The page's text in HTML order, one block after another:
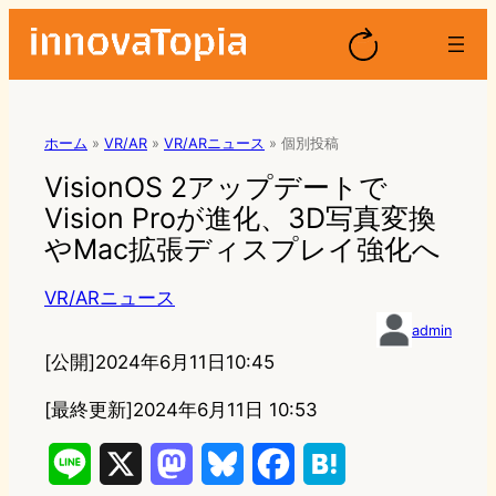
ホーム » VR/AR » VR/ARニュース » 個別投稿
VisionOS 2アップデートで
Vision Proが進化、3D写真変換
やMac拡張ディスプレイ強化へ
VR/ARニュース
admin
[公開]2024年6月11日10:45
[最終更新]2024年6月11日 10:53